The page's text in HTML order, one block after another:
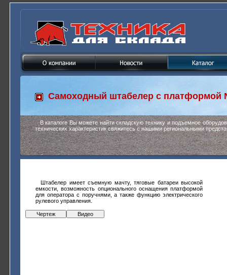
Самоходный штабелер с платформой
В каталоге Вы можете найти складскую технику и подъемное
технических характеристик свяжитесь с нашими региональными
Штабелер имеет съемную мачту, тяговые батареи высокой
емкости, возможность опционального оснащения платформой
для оператора с поручнями, а также функцию электрического
рулевого управления.
Чертеж Видео